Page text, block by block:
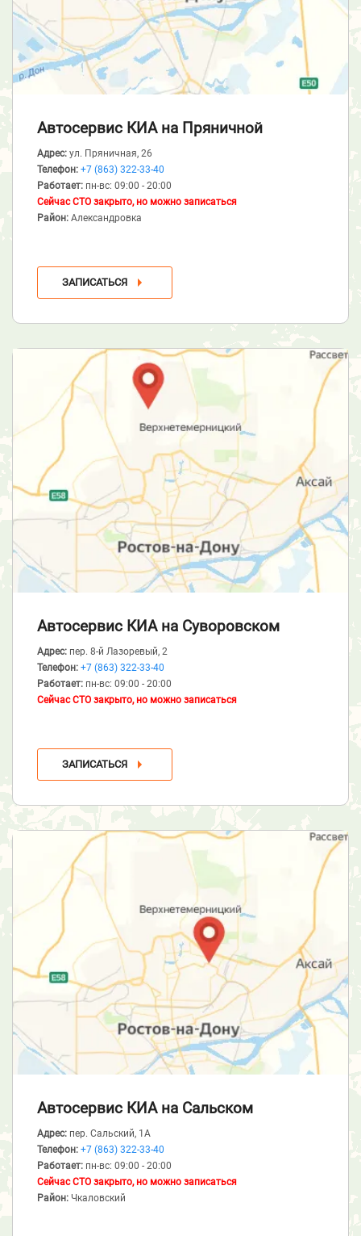
Автосервис КИА на Пряничной
Адрес: ул. Пряничная, 26
Телефон: +7 (863) 322-33-40
Работает: пн-вс: 09:00 - 20:00
Сейчас СТО закрыто, но можно записаться
Район: Александровка
ЗАПИСАТЬСЯ
Автосервис КИА на Суворовском
Адрес: пер. 8-й Лазоревый, 2
Телефон: +7 (863) 322-33-40
Работает: пн-вс: 09:00 - 20:00
Сейчас СТО закрыто, но можно записаться
ЗАПИСАТЬСЯ
Автосервис КИА на Сальском
Адрес: пер. Сальский, 1А
Телефон: +7 (863) 322-33-40
Работает: пн-вс: 09:00 - 20:00
Сейчас СТО закрыто, но можно записаться
Район: Чкаловский